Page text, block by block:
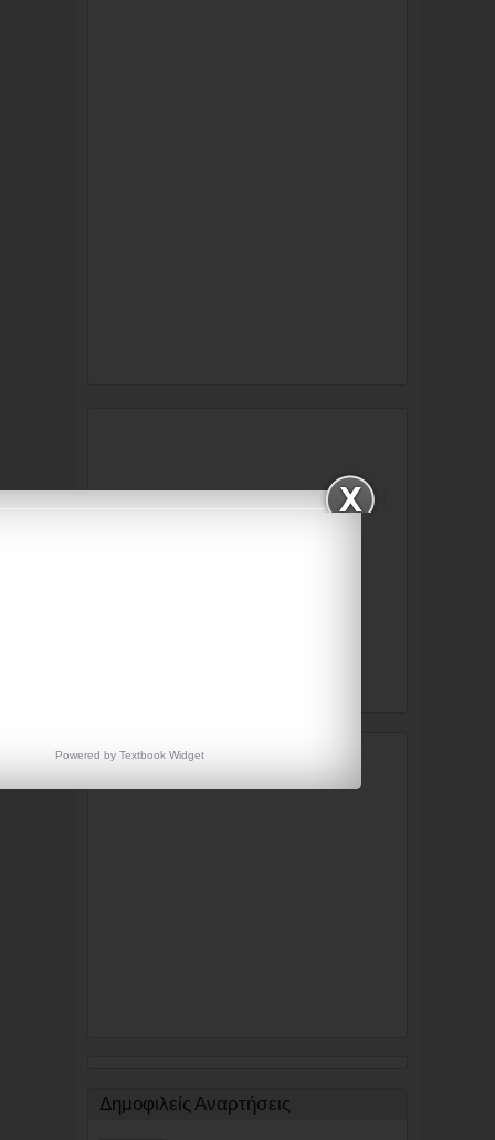
Δημοφιλείς Αναρτήσεις
Powered by Textbook Widget